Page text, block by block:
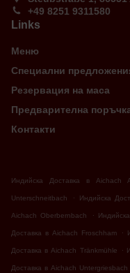
+49 8251 9311580
Links
Меню
Специални
Резервация на маса
Предварителна
Контакти
Индийска Доставка в Aichach
Unterschneitbach . Индийска
Aichach Oberbernbach .
Доставка в Aichach Froschham .
Доставка в Aichach Tränkmühle .
Доставка в Aichach Untergriesbach